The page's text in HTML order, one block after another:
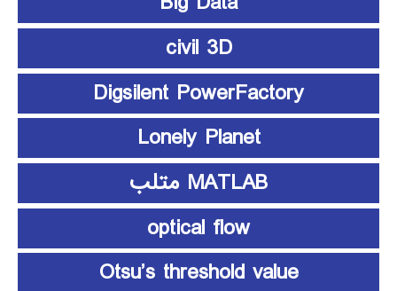
civil 3D
Digsilent PowerFactory
Lonely Planet
MATLAB متلب
optical flow
Otsu’s threshold value